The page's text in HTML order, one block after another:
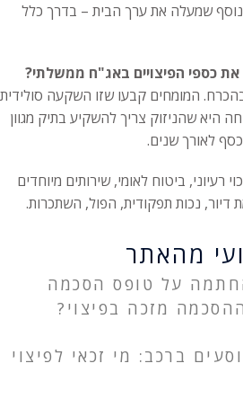
שמעלה את ערך הבית – בדרך כלל
כספי הפיצויים באג"ח ממשלתי?
המומחים קבעו שזו השקעה סולידית
היא שהניזוק צריך להשקיע בתיק מגוון
לאורך שנים.
רעיוני, ביטוח לאומי, שירותים מיוחדים
נכות תפקודית, הפול, השתכרות.
מהאתר
על טופס הסכמה
מזכה בפיצוי?
ברכב: מי זכאי לפיצוי